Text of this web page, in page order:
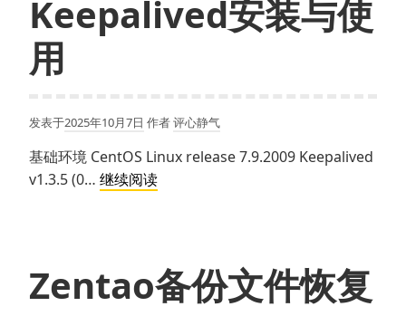
安
装
记
Keepalived安装与使
用
发表于2025年10月7日 作者评心静气
基础环境 CentOS Linux release 7.9.2009 Keepalived
v1.3.5 (0… 继续阅读Keepalived
使
用
Zentao备份文件恢复